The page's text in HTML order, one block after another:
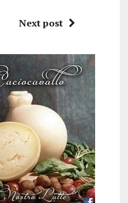
Next post